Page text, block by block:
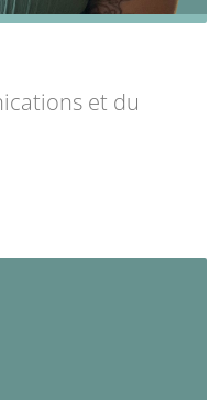
et du